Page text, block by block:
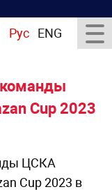
Рус ENG
Cup 2023
ЦСКА
Cup 2023 в